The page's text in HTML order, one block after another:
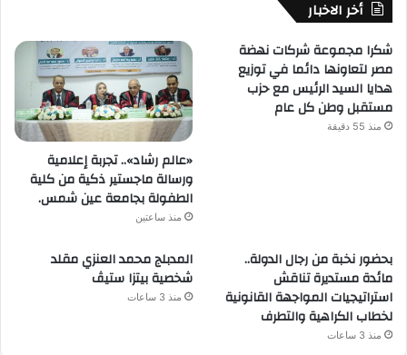
أخر الاخبار
شكرا مجموعة شركات نهضة
مصر لتعاونها دائما في توزيع
هدايا السيد الرئيس مع حزب
مستقبل وطن كل عام
منذ 55 دقيقة
«عالم رشاد».. تجربة إعلامية
ورسالة ماجستير ذكية من كلية
الطفولة بجامعة عين شمس.
منذ ساعتين
بحضور نخبة من رجال الدولة..
مائدة مستديرة تناقش
استراتيجيات المواجهة القانونية
لخطاب الكراهية والتطرف
منذ 3 ساعات
المدبلج محمد العنزي مقلد
شخصية بيتزا ستيڤ
منذ 3 ساعات